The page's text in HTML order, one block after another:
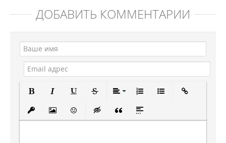
ДОБАВИТЬ КОММЕНТАРИЙ
Подчеркнутый
Зачеркнутый
Вставить защищенную ссылку
Вставить изображение
Вставить смайлик
Вставка скрытого текста
Вставка цитаты
Вставка спойлера